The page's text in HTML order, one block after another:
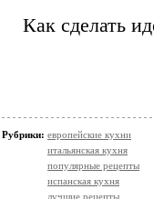
Как сделать
Рубрики: европейские кухни
итальянская кухня
популярные рецепты
испанская кухня
лучшие рецепты